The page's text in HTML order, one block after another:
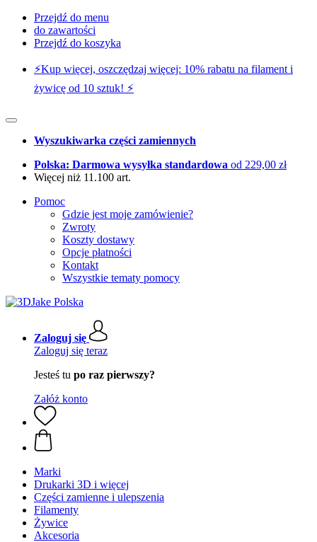
Przejdź do menu
do zawartości
Przejdź do koszyka
⚡️Kup więcej, oszczędzaj więcej: 10% rabatu na filament i
żywicę od 10 sztuk! ⚡️
Wyszukiwarka części zamiennych
Polska: Darmowa wysyłka standardowa od 229,00 zł
Więcej niż 11.100 art.
Pomoc
Gdzie jest moje zamówienie?
Zwroty
Koszty dostawy
Opcje płatności
Kontakt
Wszystkie tematy pomocy
Zaloguj się
Zaloguj się teraz
Jesteś tu po raz pierwszy?
Załóż konto
Marki
Drukarki 3D i więcej
Części zamienne i ulepszenia
Filamenty
Żywice
Akcesoria